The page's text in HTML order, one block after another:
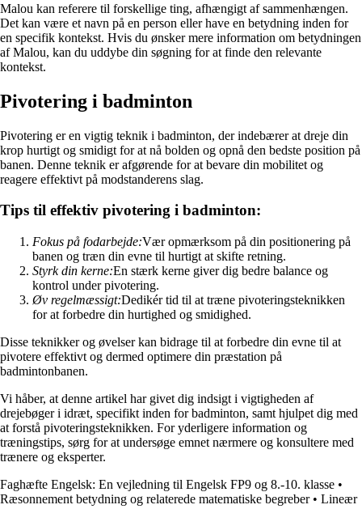
Malou kan referere til forskellige ting, afhængigt af sammenhængen.
Det kan være et navn på en person eller have en betydning inden for
en specifik kontekst. Hvis du ønsker mere information om betydningen
af Malou, kan du uddybe din søgning for at finde den relevante
kontekst.
Pivotering i badminton
Pivotering er en vigtig teknik i badminton, der indebærer at dreje din
krop hurtigt og smidigt for at nå bolden og opnå den bedste position på
banen. Denne teknik er afgørende for at bevare din mobilitet og
reagere effektivt på modstanderens slag.
Tips til effektiv pivotering i badminton:
Fokus på fodarbejde:Vær opmærksom på din positionering på
banen og træn din evne til hurtigt at skifte retning.
Styrk din kerne:En stærk kerne giver dig bedre balance og
kontrol under pivotering.
Øv regelmæssigt:Dedikér tid til at træne pivoteringsteknikken
for at forbedre din hurtighed og smidighed.
Disse teknikker og øvelser kan bidrage til at forbedre din evne til at
pivotere effektivt og dermed optimere din præstation på
badmintonbanen.
Vi håber, at denne artikel har givet dig indsigt i vigtigheden af
drejebøger i idræt, specifikt inden for badminton, samt hjulpet dig med
at forstå pivoteringsteknikken. For yderligere information og
træningstips, sørg for at undersøge emnet nærmere og konsultere med
trænere og eksperter.
Faghæfte Engelsk: En vejledning til Engelsk FP9 og 8.-10. klasse •
Ræsonnement betydning og relaterede matematiske begreber• Lineær